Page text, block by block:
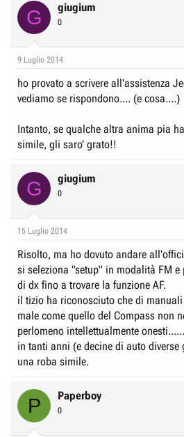
G giugium
0
9 Luglio 2014
ho provato a scrivere all'assistenza
vediamo se rispondono.... (e cosa....)
Intanto, se qualche altra anima pia
simile, gli saro' grato!!
G giugium
0
15 Luglio 2014
Risolto, ma ho dovuto andare
si seleziona "setup" in modalità FM
di dx fino a trovare la funzione AF.
il tizio ha riconosciuto che di
male come quello del Compass non
perlomeno intellettualmente onesti......
in tanti anni (e decine di auto diverse
una roba simile.
P Paperboy
0